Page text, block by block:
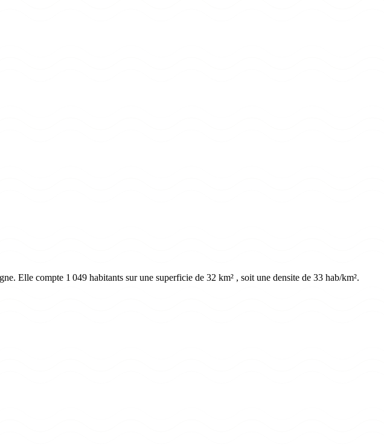
Elle compte 1 049 habitants sur une superficie de 32 km² , soit une densite de 33 hab/km².